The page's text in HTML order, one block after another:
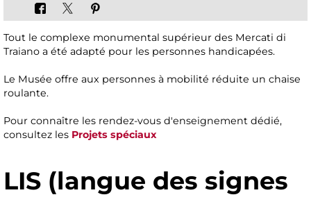
Tout le complexe monumental supérieur des Mercati di
Traiano a été adapté pour les personnes handicapées.
Le Musée offre aux personnes à mobilité réduite un chaise
roulante.
Pour connaître les rendez-vous d'enseignement dédié,
consultez les Projets spéciaux
LIS (langue des signes